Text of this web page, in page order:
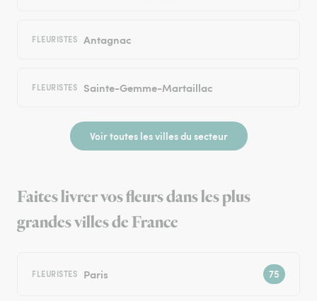
FLEURISTES Antagnac
FLEURISTES Sainte-Gemme-Martaillac
Voir toutes les villes du secteur
Faites livrer vos fleurs dans les plus
grandes villes de France
FLEURISTES Paris